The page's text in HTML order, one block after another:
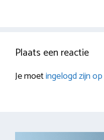
Plaats een reactie
Je moetingelogd zijn op